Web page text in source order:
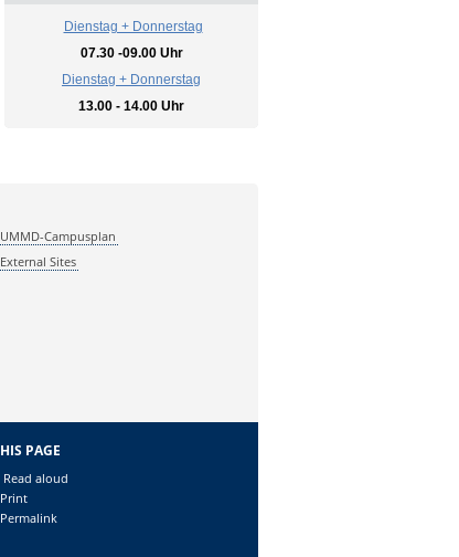
Dienstag + Donnerstag
07.30 -09.00 Uhr
Dienstag + Donnerstag
13.00 - 14.00 Uhr
UMMD-Campusplan
External Sites
PAGE
Read aloud
Print
Permalink